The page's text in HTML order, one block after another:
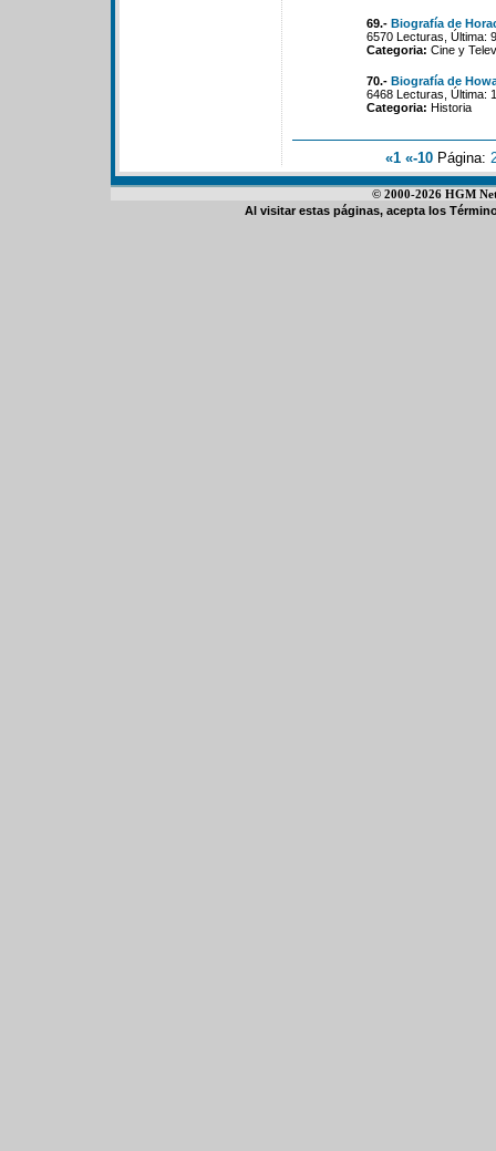
69.- Biografía de
6570 Lecturas, Última:
Categoria: Cine y
70.- Biografía de
6468 Lecturas, Última:
Categoria: Historia
«1 «-10 Página:
© 2000-2026 HGM
Al visitar estas páginas, acepta los